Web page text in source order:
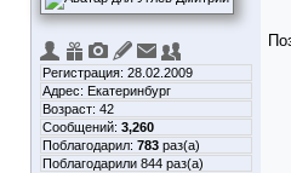
Регистрация: 28.02.2009
Адрес: Екатеринбург
Возраст: 42
Сообщений: 3,260
Поблагодарил: 783 раз(а)
Поблагодарили 844 раз(а)